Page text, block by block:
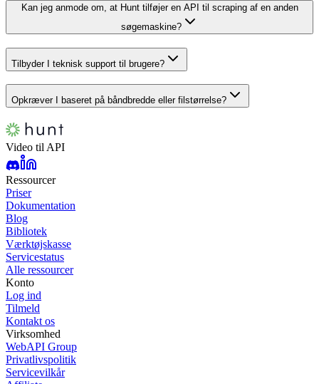
Kan jeg anmode om, at Hunt tilføjer en API til scraping af en anden
søgemaskine?
Tilbyder I teknisk support til brugere?
Opkræver I baseret på båndbredde eller filstørrelse?
Video til API
Ressourcer
Priser
Dokumentation
Blog
Bibliotek
Værktøjskasse
Servicestatus
Alle ressourcer
Konto
Log ind
Tilmeld
Kontakt os
Virksomhed
WebAPI Group
Privatlivspolitik
Servicevilkår